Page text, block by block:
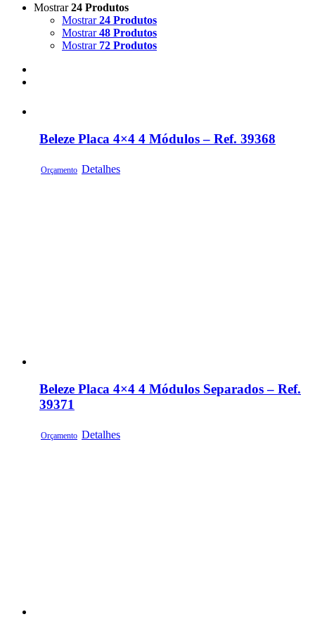
Mostrar24 Produtos
Mostrar24 Produtos
Mostrar48 Produtos
Mostrar 72 Produtos
Beleze Placa 4×4 4 Módulos – Ref. 39368
Orçamento Detalhes
Beleze Placa 4×4 4 Módulos Separados – Ref.
39371
Orçamento Detalhes